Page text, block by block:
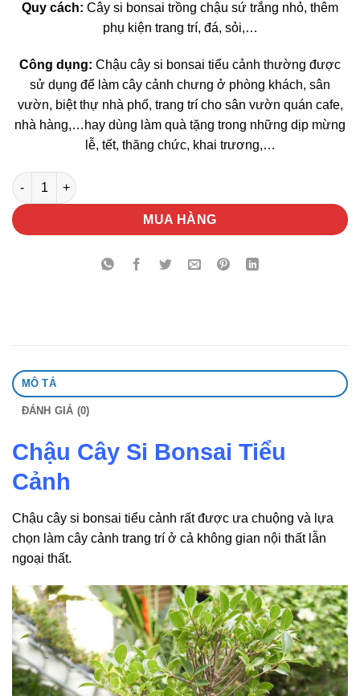
Quy cách: Cây si bonsai trồng chậu sứ trắng nhỏ, thêm
phụ kiện trang trí, đá, sỏi,…
Công dụng: Chậu cây si bonsai tiểu cảnh thường được
sử dụng để làm cây cảnh chưng ở phòng khách, sân
vườn, biệt thự nhà phố, trang trí cho sân vườn quán cafe,
nhà hàng,…hay dùng làm quà tặng trong những dịp mừng
lễ, tết, thăng chức, khai trương,…
Chậu Cây Si Bonsai Tiểu Cảnh số lượng
MUA HÀNG
MÔ TẢ
ĐÁNH GIÁ (0)
Chậu Cây Si Bonsai Tiểu
Cảnh
Chậu cây si bonsai tiểu cảnh rất được ưa chuộng và lựa
chọn làm cây cảnh trang trí ở cả không gian nội thất lẫn
ngoại thất.